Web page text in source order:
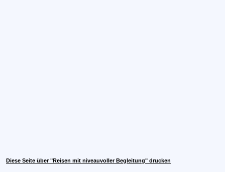
Diese Seite über "Reisen mit niveauvoller Begleitung" drucken